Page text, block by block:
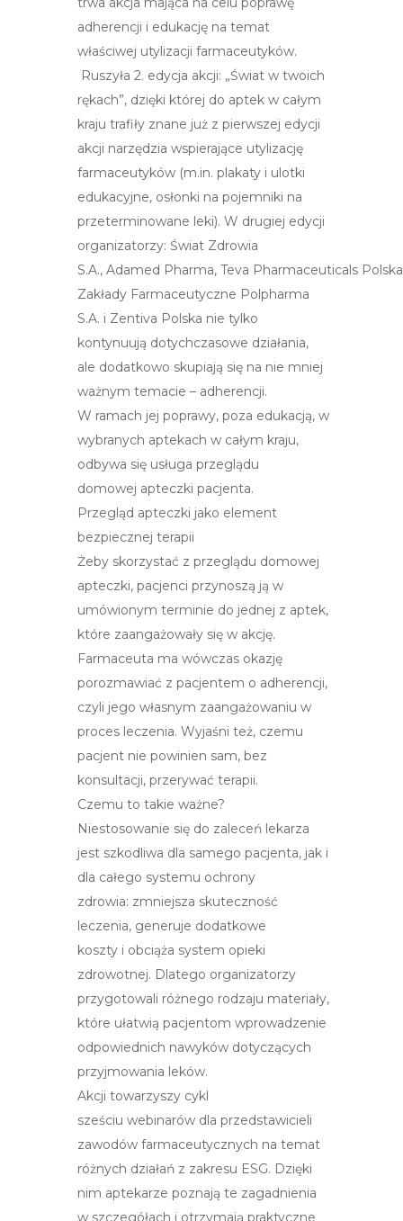
adherencji i edukację na temat
właściwej utylizacji farmaceutyków.
Ruszyła 2. edycja akcji: „Świat w twoich
rękach”, dzięki której do aptek w całym
kraju trafiły znane już z pierwszej edycji
akcji narzędzia wspierające utylizację
farmaceutyków (m.in. plakaty i ulotki
edukacyjne, osłonki na pojemniki na
przeterminowane leki). W drugiej edycji
organizatorzy: Świat Zdrowia
S.A., Adamed Pharma, Teva Pharmaceuticals
Zakłady Farmaceutyczne Polpharma
S.A. i Zentiva Polska nie tylko
kontynuują dotychczasowe działania,
ale dodatkowo skupiają się na nie mniej
ważnym temacie – adherencji.
W ramach jej poprawy, poza edukacją, w
wybranych aptekach w całym kraju,
odbywa się usługa przeglądu
domowej apteczki pacjenta.
Przegląd apteczki jako element
bezpiecznej terapii
Żeby skorzystać z przeglądu domowej
apteczki, pacjenci przynoszą ją w
umówionym terminie do jednej z aptek,
które zaangażowały się w akcję.
Farmaceuta ma wówczas okazję
porozmawiać z pacjentem o adherencji,
czyli jego własnym zaangażowaniu w
proces leczenia. Wyjaśni też, czemu
pacjent nie powinien sam, bez
konsultacji, przerywać terapii.
Czemu to takie ważne?
Niestosowanie się do zaleceń lekarza
jest szkodliwa dla samego pacjenta, jak i
dla całego systemu ochrony
zdrowia: zmniejsza skuteczność
leczenia, generuje dodatkowe
koszty i obciąża system opieki
zdrowotnej. Dlatego organizatorzy
przygotowali różnego rodzaju materiały,
które ułatwią pacjentom wprowadzenie
odpowiednich nawyków dotyczących
przyjmowania leków.
Akcji towarzyszy cykl
sześciu webinarów dla przedstawicieli
zawodów farmaceutycznych na temat
różnych działań z zakresu ESG. Dzięki
nim aptekarze poznają te zagadnienia
w szczegółach i otrzymają praktyczne